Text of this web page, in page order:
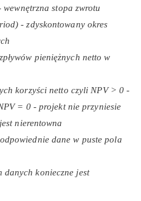
stopa zwrotu
- zdyskontowany okres
pieniężnych netto w
korzyści netto czyli NPV > 0 -
= 0 - projekt nie przyniesie
nierentowna
dane w puste pola
danych konieczne jest